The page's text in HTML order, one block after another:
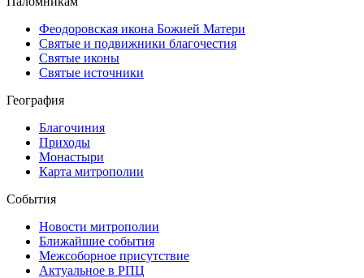
Феодоровская икона Божией Матери
Святые и подвижники благочестия
Святые иконы
Святые источники
География
Благочиния
Приходы
Монастыри
Карта митрополии
События
Новости митрополии
Ближайшие события
Межсоборное присутствие
Актуальное в РПЦ